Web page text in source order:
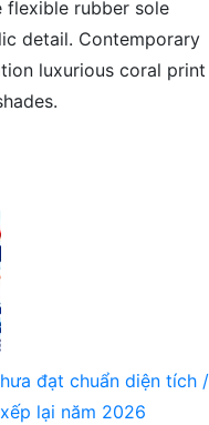
flexible rubber sole
detail. Contemporary
luxurious coral print
đạt chuẩn diện tích /
lại năm 2026